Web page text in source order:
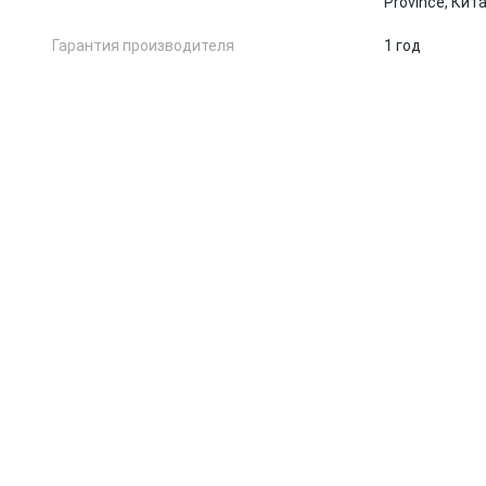
Гарантия производителя 1 год